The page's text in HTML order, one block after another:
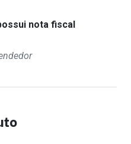
nota fiscal